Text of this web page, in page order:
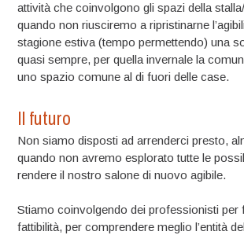
attività che coinvolgono gli spazi della
quando non riusciremo a ripristinarne
stagione estiva (tempo permettendo) una
quasi sempre, per quella invernale la
uno spazio comune al di fuori delle case.
Il futuro
Non siamo disposti ad arrenderci presto,
quando non avremo esplorato tutte le
rendere il nostro salone di nuovo agibile.
Stiamo coinvolgendo dei professionisti per
fattibilità, per comprendere meglio l’entità